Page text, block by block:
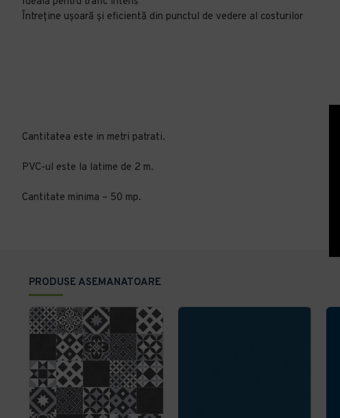
Întreține ușoară și eficientă din punctul de vedere al costurilor
Cantitatea este in metri patrati.
PVC-ul este la latime de 2 m.
Cantitate minima – 50 mp.
PRODUSE ASEMANATOARE